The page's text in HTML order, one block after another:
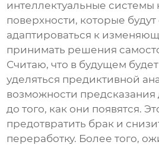
интеллектуальные системы
поверхности, которые
адаптироваться к
принимать решения
Считаю, что в будущем
уделяться предиктивной
возможности предсказания
до того, как они появятся.
предотвратить брак и
переработку. Более того,